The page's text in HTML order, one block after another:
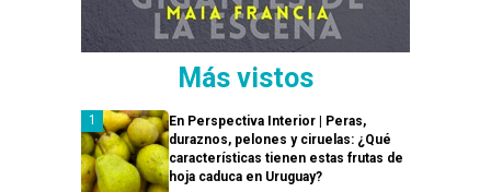
Más vistos
En Perspectiva Interior | Peras,
duraznos, pelones y ciruelas: ¿Qué
características tienen estas frutas de
hoja caduca en Uruguay?